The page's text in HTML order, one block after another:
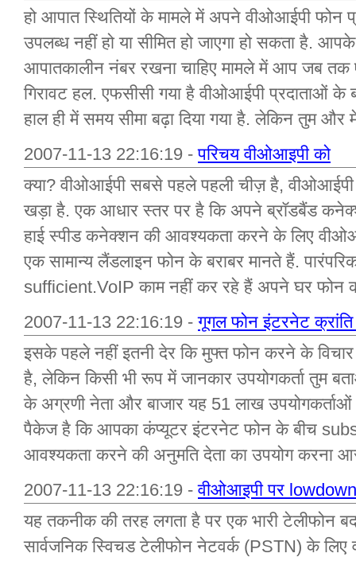
हो आपात स्थितियों के मामले में अपने वीओआईपी फोन
उपलब्ध नहीं हो या सीमित हो जाएगा हो सकता है.
आपातकालीन नंबर रखना चाहिए मामले में आप जब तक
गिरावट हल. एफसीसी गया है वीओआईपी प्रदाताओं
हाल ही में समय सीमा बढ़ा दिया गया है. लेकिन तुम
2007-11-13 22:16:19 -परिचय वीओआइपी को
क्या? वीओआईपी सबसे पहले पहली चीज़ है,
खड़ा है. एक आधार स्तर पर है कि अपने ब्रॉडबैंड
हाई स्पीड कनेक्शन की आवश्यकता करने के लिए
एक सामान्य लैंडलाइन फोन के बराबर मानते हैं.
sufficient.VoIP काम नहीं कर रहे हैं अपने घर
2007-11-13 22:16:19 -गूगल फोन इंटरनेट क्रांति
इसके पहले नहीं इतनी देर कि मुफ्त फोन करने के
है, लेकिन किसी भी रूप में जानकार उपयोगकर्ता तुम
के अग्रणी नेता और बाजार यह 51 लाख
पैकेज है कि आपका कंप्यूटर इंटरनेट फोन के बीच
आवश्यकता करने की अनुमति देता का उपयोग करना
2007-11-13 22:16:19 -वीओआइपी पर lowdown
यह तकनीक की तरह लगता है पर एक भारी टेलीफोन
सार्वजनिक स्विचड टेलीफोन नेटवर्क (PSTN) के